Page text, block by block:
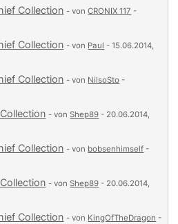
Collection - vonCRONIX 117 -
Collection - von Paul - 15.06.2014,
Collection - von NilsoSto -
- vonShep89 - 20.06.2014,
Collection - von bobsenhimself -
- vonShep89 - 20.06.2014,
Collection - von KingOfTheDragon -